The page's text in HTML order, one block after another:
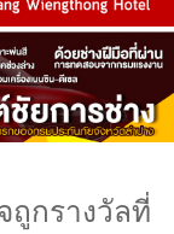
ถูกรางวัลที่